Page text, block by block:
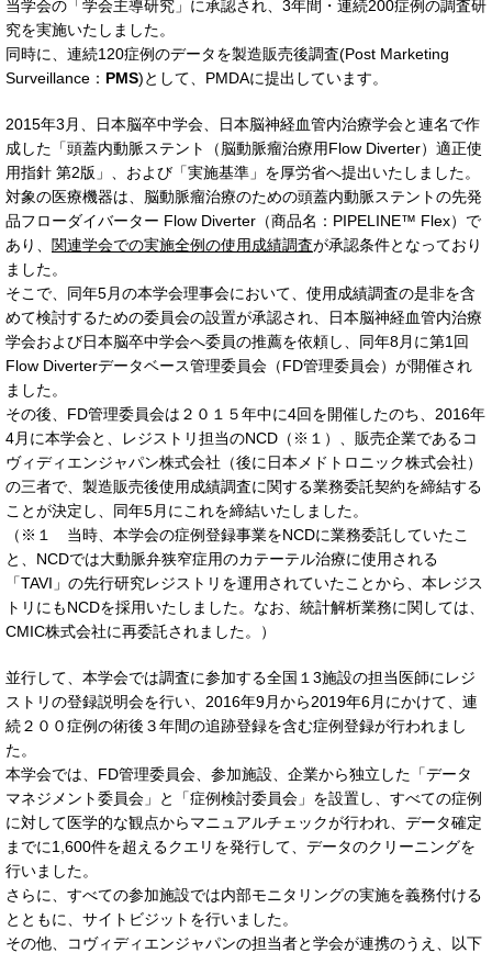
当学会の「学会主導研究」に承認され、3年間・連続200症例の調査研
究を実施いたしました。
同時に、連続120症例のデータを製造販売後調査(Post Marketing
Surveillance： PMS)として、PMDAに提出しています。
2015年3月、日本脳卒中学会、日本脳神経血管内治療学会と連名で作
成した「頭蓋内動脈ステント（脳動脈瘤治療用Flow Diverter）適正使
用指針 第2版」、および「実施基準」を厚労省へ提出いたしました。
対象の医療機器は、脳動脈瘤治療のための頭蓋内動脈ステントの先発
品フローダイバーター Flow Diverter（商品名：PIPELINE™ Flex）で
あり、 関連学会での実施全例の使用成績調査が承認条件となっており
ました。
そこで、同年5月の本学会理事会において、使用成績調査の是非を含
めて検討するための委員会の設置が承認され、日本脳神経血管内治療
学会および日本脳卒中学会へ委員の推薦を依頼し、同年8月に第1回
Flow Diverterデータベース管理委員会（FD管理委員会）が開催され
ました。
その後、FD管理委員会は２０１５年中に4回を開催したのち、2016年
4月に本学会と、レジストリ担当のNCD（※１）、販売企業であるコ
ヴィディエンジャパン株式会社（後に日本メドトロニック株式会社）
の三者で、製造販売後使用成績調査に関する業務委託契約を締結する
ことが決定し、同年5月にこれを締結いたしました。
（※１ 当時、本学会の症例登録事業をNCDに業務委託していたこ
と、NCDでは大動脈弁狭窄症用のカテーテル治療に使用される
「TAVI」の先行研究レジストリを運用されていたことから、本レジス
トリにもNCDを採用いたしました。なお、統計解析業務に関しては、
CMIC株式会社に再委託されました。）
並行して、本学会では調査に参加する全国１3施設の担当医師にレジ
ストリの登録説明会を行い、2016年9月から2019年6月にかけて、連
続２００症例の術後３年間の追跡登録を含む症例登録が行われまし
た。
本学会では、FD管理委員会、参加施設、企業から独立した「データ
マネジメント委員会」と「症例検討委員会」を設置し、すべての症例
に対して医学的な観点からマニュアルチェックが行われ、データ確定
までに1,600件を超えるクエリを発行して、データのクリーニングを
行いました。
さらに、すべての参加施設では内部モニタリングの実施を義務付ける
とともに、サイトビジットを行いました。
その他、コヴィディエンジャパンの担当者と学会が連携のうえ、以下